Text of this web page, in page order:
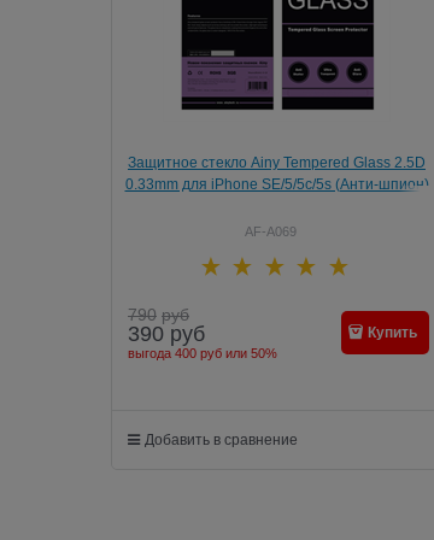
Защитное стекло Ainy Tempered Glass 2.5D
0.33mm для iPhone SE/5/5c/5s (Анти-шпион)
AF-A069
790 руб
390 руб
выгода 400 руб или 50%
Купить
Добавить в сравнение